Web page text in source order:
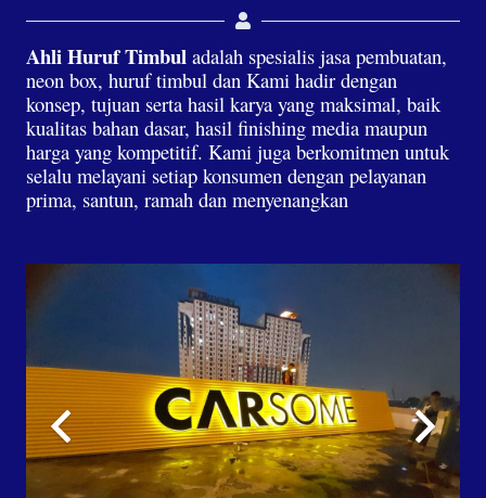
Ahli Huruf Timbul adalah spesialis jasa pembuatan,
neon box, huruf timbul dan Kami hadir dengan
konsep, tujuan serta hasil karya yang maksimal, baik
kualitas bahan dasar, hasil finishing media maupun
harga yang kompetitif. Kami juga berkomitmen untuk
selalu melayani setiap konsumen dengan pelayanan
prima, santun, ramah dan menyenangkan